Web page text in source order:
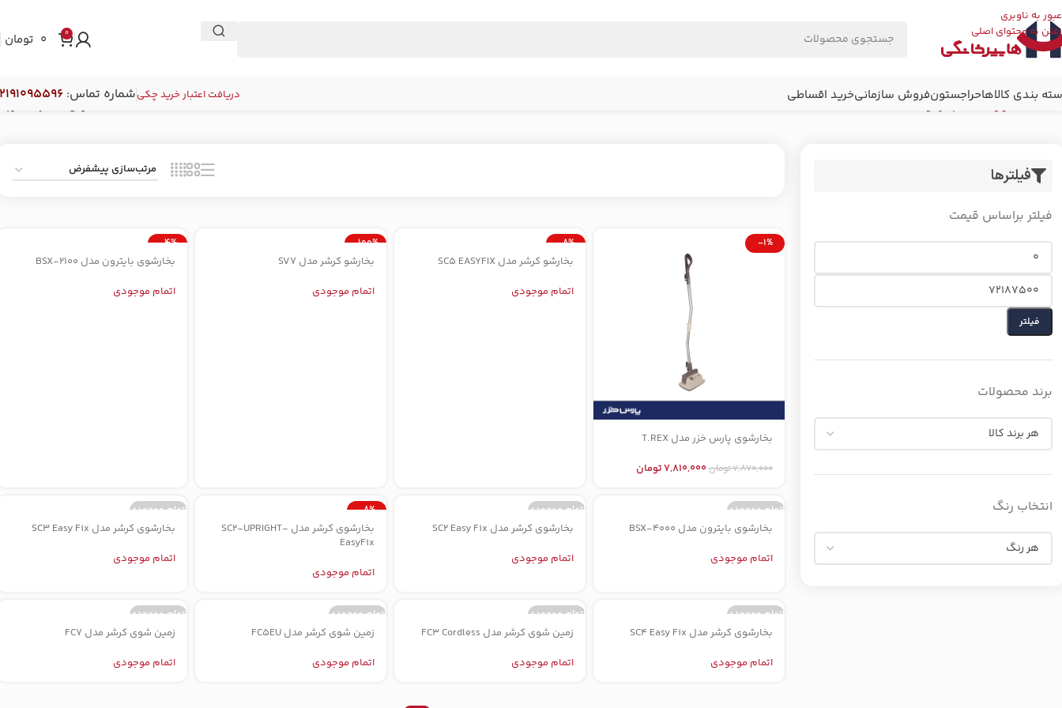
عبور به ناوبری
رفتن به محتوای اصلی
0
0 تومان
بندی کالاهاحراجستونفروش سازمانیخرید اقساطی دریافت اعتبار خرید چکیشماره تماس:
شستشو و نظافت بخارشو نمایش 1–12 از 13 نتیجه
فیلترها
فیلتر براساس قیمت
فیلتر
برند محصولات
انتخاب رنگ
-1%
بخارشوی پارس خزر مدل T.REX
7,870,000تومان7,810,000تومان
-8%
اتمام موجودی
بخارشو کرشر مدل SC5 EASYFIX
اتمام موجودی
-100%
اتمام موجودی
بخارشو کرشر مدل SV7
اتمام موجودی
-4%
اتمام موجودی
بخارشوی بایترون مدل BSX-2100
اتمام موجودی
اتمام موجودی
بخارشوی بایترون مدل BSX-4000
اتمام موجودی
اتمام موجودی
بخارشوی کرشر مدل SC2 Easy Fix
اتمام موجودی
-8%
اتمام موجودی
بخارشوی کرشر مدل SC2-UPRIGHT-
EasyFix
اتمام موجودی
اتمام موجودی
بخارشوی کرشر مدل SC3 Easy Fix
اتمام موجودی
اتمام موجودی
بخارشوی کرشر مدل SC4 Easy Fix
اتمام موجودی
اتمام موجودی
زمین شوی کرشر مدل FC3 Cordless
اتمام موجودی
اتمام موجودی
زمین شوی کرشر مدل FC5EU
اتمام موجودی
اتمام موجودی
زمین شوی کرشر مدل FC7
اتمام موجودی